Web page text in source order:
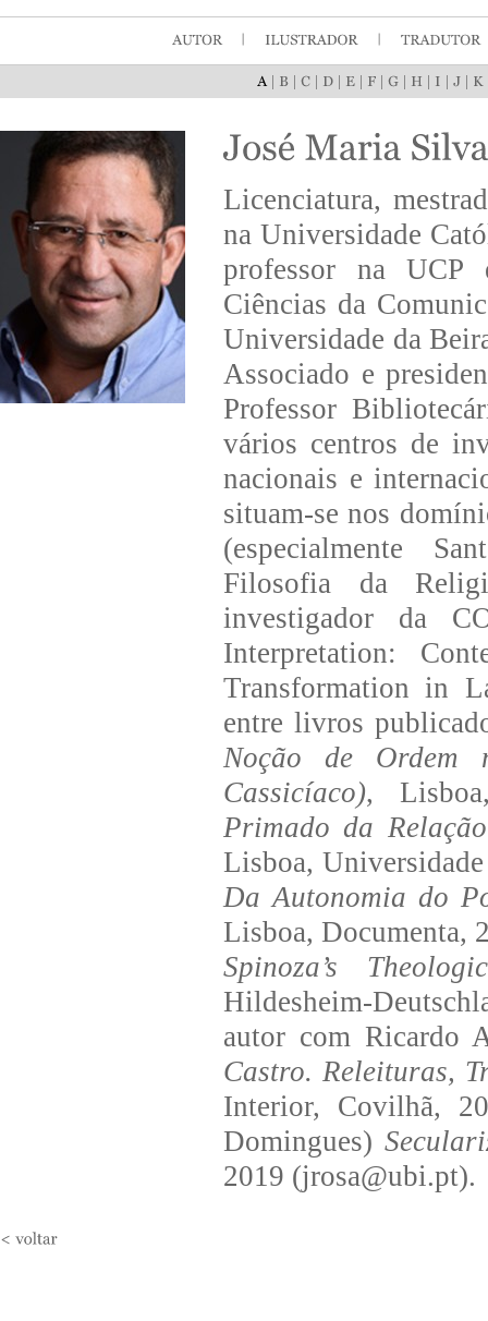
Licenciatura,
na Universidade
professor na UCP
Ciências da
Universidade da
Associado e
Professor
vários centros de
nacionais e
situam-se nos
(especialmente
Filosofia da
investigador da
Interpretation:
Transformation in
entre livros
Noção de Ordem
Cassicíaco),
Primado da
Lisboa,
Da Autonomia do
Lisboa, Documenta,
Spinoza’s
Hildesheim-
autor com Ricardo
Castro. Releituras,
Interior, Covilhã,
Domingues)
2019 (jrosa@ubi.pt).